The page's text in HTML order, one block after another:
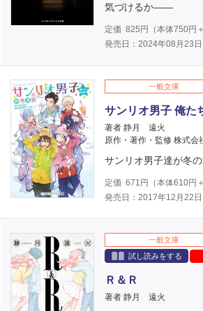
気づけるか――
定価 825 円（本体750円
発売日：2024年08月23日
一般文庫
サンリオ男子 俺た
著者 静月 遠火
原作・著作・監修 株式会
サンリオ男子達が冬
定価 671 円（本体610円
発売日：2017年12月22日
一般文庫
試し読みをする
Ｒ＆Ｒ
著者 静月 遠火